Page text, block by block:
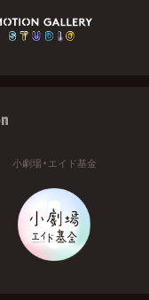
小劇場・エイド基金